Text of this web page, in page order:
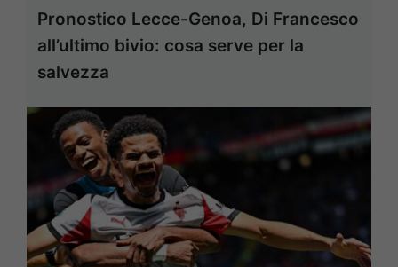
Pronostico Lecce-Genoa, Di Francesco
all’ultimo bivio: cosa serve per la
salvezza